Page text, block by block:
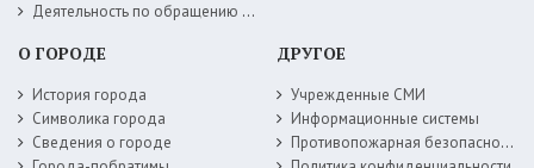
Деятельность по обращению с животными без владельцев
О ГОРОДЕ
История города
Символика города
Сведения о городе
ДРУГОЕ
Учрежденные СМИ
Информационные системы
Противопожарная безопасность